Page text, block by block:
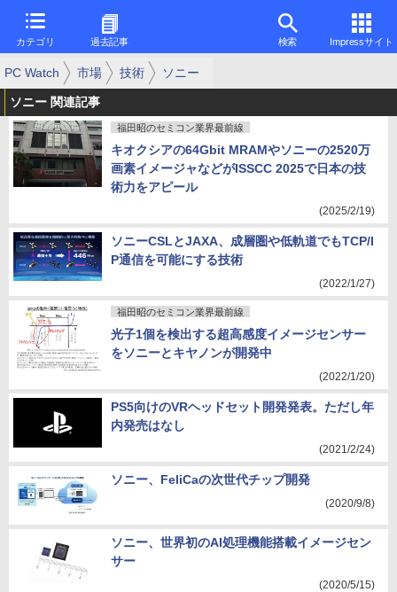
カテゴリ 過去記事 検索 Impressサイト
PC Watch 市場 技術 ソニー
ソニー 関連記事
福田昭のセミコン業界最前線
キオクシアの64Gbit MRAMやソニーの2520万
画素イメージャなどがISSCC 2025で日本の技
術力をアピール
(2025/2/19)
ソニーCSLとJAXA、成層圏や低軌道でもTCP/I
P通信を可能にする技術
(2022/1/27)
福田昭のセミコン業界最前線
光子1個を検出する超高感度イメージセンサー
をソニーとキヤノンが開発中
(2022/1/20)
PS5向けのVRヘッドセット開発発表。ただし年
内発売はなし
(2021/2/24)
ソニー、FeliCaの次世代チップ開発
(2020/9/8)
ソニー、世界初のAI処理機能搭載イメージセン
サー
(2020/5/15)